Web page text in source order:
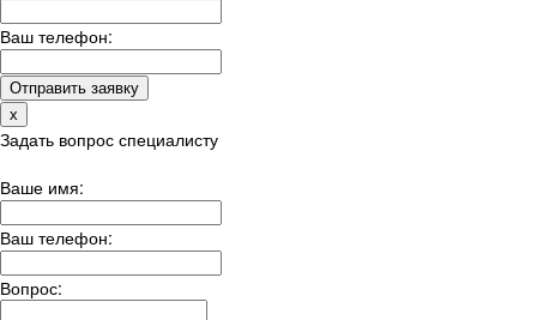
Ваш телефон:
x
Задать вопрос специалисту
Ваше имя:
Ваш телефон:
Вопрос: